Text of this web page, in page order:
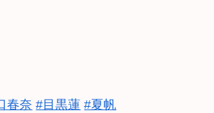
春奈 #目黒蓮 #夏帆